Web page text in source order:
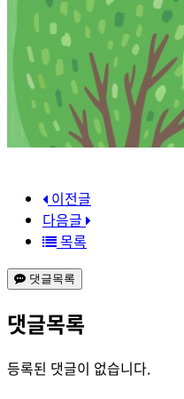
이전글
다음글
목록
댓글목록
댓글목록
등록된 댓글이 없습니다.